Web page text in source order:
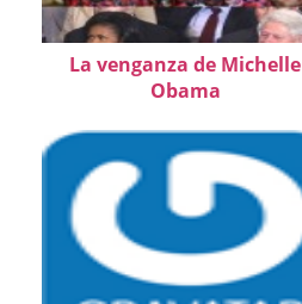
La venganza de Michelle
Obama